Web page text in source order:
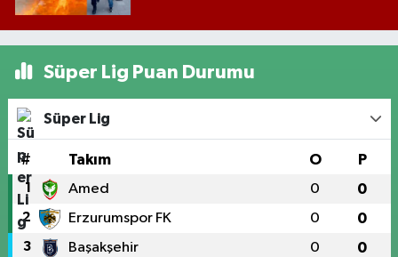
Süper Lig Puan Durumu
Süper Lig
# Takım O P
1 Amed 0 0
2 Erzurumspor FK 0 0
3 Başakşehir 0 0